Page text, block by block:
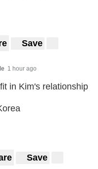
Save
1 hour ago
in Kim's relationship
Save